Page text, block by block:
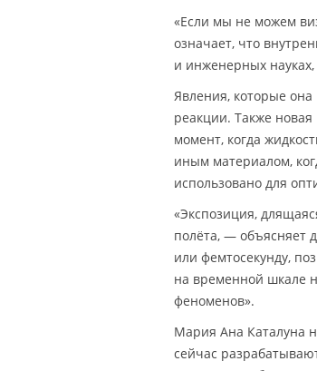
«Если мы не можем
означает, что
и инженерных
Явления, которые
реакции. Также
момент, когда
иным материалом,
использовано для
«Экспозиция,
полёта, — объясняет
или фемтосекунду,
на временной шкале
феноменов».
Мария Ана Каталуна
сейчас